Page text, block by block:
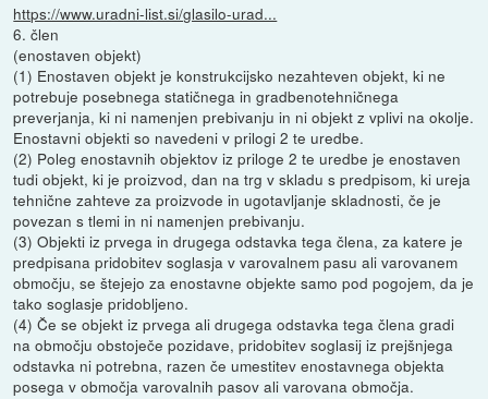
https://www.uradni-list.si/glasilo-urad...
6. člen
(enostaven objekt)
(1) Enostaven objekt je konstrukcijsko nezahteven objekt, ki ne
potrebuje posebnega statičnega in gradbenotehničnega
preverjanja, ki ni namenjen prebivanju in ni objekt z vplivi na okolje.
Enostavni objekti so navedeni v prilogi 2 te uredbe.
(2) Poleg enostavnih objektov iz priloge 2 te uredbe je enostaven
tudi objekt, ki je proizvod, dan na trg v skladu s predpisom, ki ureja
tehnične zahteve za proizvode in ugotavljanje skladnosti, če je
povezan s tlemi in ni namenjen prebivanju.
(3) Objekti iz prvega in drugega odstavka tega člena, za katere je
predpisana pridobitev soglasja v varovalnem pasu ali varovanem
območju, se štejejo za enostavne objekte samo pod pogojem, da je
tako soglasje pridobljeno.
(4) Če se objekt iz prvega ali drugega odstavka tega člena gradi
na območju obstoječe pozidave, pridobitev soglasij iz prejšnjega
odstavka ni potrebna, razen če umestitev enostavnega objekta
posega v območja varovalnih pasov ali varovana območja.